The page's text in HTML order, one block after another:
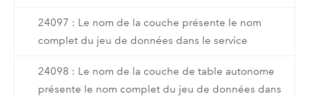
24097 : Le nom de la couche présente le nom
complet du jeu de données dans le service
24098 : Le nom de la couche de table autonome
présente le nom complet du jeu de données dans